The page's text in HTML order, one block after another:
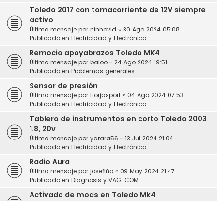
Toledo 2017 con tomacorriente de 12V siempre
activo
Último mensaje por ninhovid « 30 Ago 2024 05:08
Publicado en Electricidad y Electrónica
Remocio apoyabrazos Toledo MK4
Último mensaje por baloo « 24 Ago 2024 19:51
Publicado en Problemas generales
Sensor de presión
Último mensaje por Borjasport « 04 Ago 2024 07:53
Publicado en Electricidad y Electrónica
Tablero de instrumentos en corto Toledo 2003
1.8, 20v
Último mensaje por yarara56 « 13 Jul 2024 21:04
Publicado en Electricidad y Electrónica
Radio Aura
Último mensaje por josefiño « 09 May 2024 21:47
Publicado en Diagnosis y VAG-COM
Activado de mods en Toledo Mk4